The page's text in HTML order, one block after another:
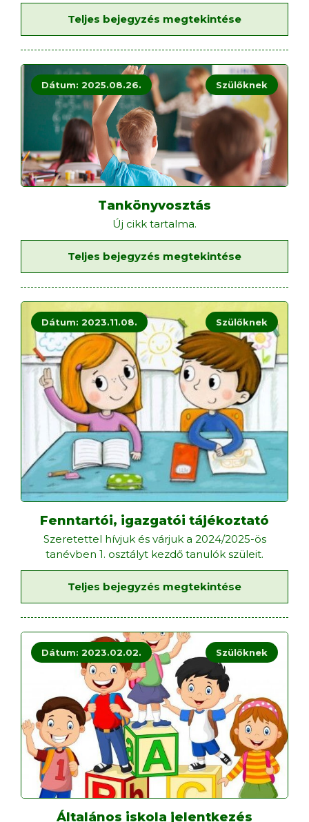
Teljes bejegyzés megtekintése
Dátum: 2025.08.26. Szülőknek
Tankönyvosztás
Új cikk tartalma.
Teljes bejegyzés megtekintése
Dátum: 2023.11.08. Szülőknek
Fenntartói, igazgatói tájékoztató
Szeretettel hívjuk és várjuk a 2024/2025-ös
tanévben 1. osztályt kezdő tanulók szüleit.
Teljes bejegyzés megtekintése
Dátum: 2023.02.02. Szülőknek
Általános iskola jelentkezés